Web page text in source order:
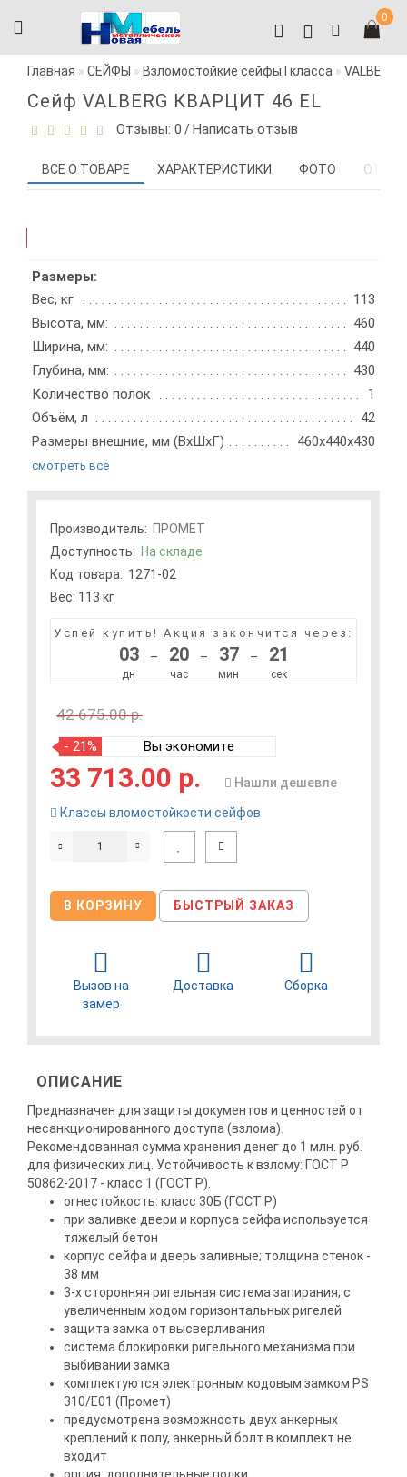
0
Главная СЕЙФЫ Взломостойкие сейфы I класса
Сейф VALBERG КВАРЦИТ 46 EL
Отзывы: 0 /Написать отзыв
ВСЕ О ТОВАРЕ ХАРАКТЕРИСТИКИ ФОТО
Размеры:
Вес, кг
113
Высота, мм:
460
Ширина, мм:
440
Глубина, мм:
430
Количество полок
1
Объём, л
42
Размеры внешние, мм (ВхШхГ)
460x440x430
смотреть все
Производитель: ПРОМЕТ
Доступность: На складе
Код товара: 1271-02
Вес: 113 кг
Успей купить!Акция закончится через:
03
дн
– 20
час
– 37
мин
– 20
сек
42 675.00 р.
- 21% Вы экономите
33 713.00 р. Нашли дешевле
Классы вломостойкости сейфов
В КОРЗИНУ БЫСТРЫЙ ЗАКАЗ
Вызов на
замер
Доставка Сборка
ОПИСАНИЕ
Предназначен для защиты документов и ценностей от
несанкционированного доступа (взлома).
Рекомендованная сумма хранения денег до 1 млн. руб.
для физических лиц. Устойчивость к взлому: ГОСТ Р
50862-2017 - класс 1 (ГОСТ Р).
огнестойкость: класс 30Б (ГОСТ Р)
при заливке двери и корпуса сейфа используется
тяжелый бетон
корпус сейфа и дверь заливные; толщина стенок -
38 мм
3-х сторонняя ригельная система запирания; с
увеличенным ходом горизонтальных ригелей
защита замка от высверливания
система блокировки ригельного механизма при
выбивании замка
комплектуются электронным кодовым замком PS
310/E01 (Промет)
предусмотрена возможность двух анкерных
креплений к полу, анкерный болт в комплект не
входит